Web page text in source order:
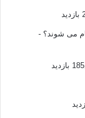
می شوند؟ -